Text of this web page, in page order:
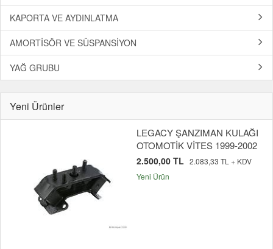
KAPORTA VE AYDINLATMA
AMORTİSÖR VE SÜSPANSİYON
YAĞ GRUBU
Yeni Ürünler
LEGACY ŞANZIMAN KULAĞI
OTOMOTİK VİTES 1999-2002
2.500,00 TL 2.083,33 TL + KDV
Yeni Ürün